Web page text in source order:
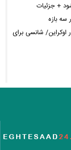
+ جزئیات
سه بازه
در اوکراین/ شانسی برای
جدید
در آینده سیاست
و کمبودهای درمانی